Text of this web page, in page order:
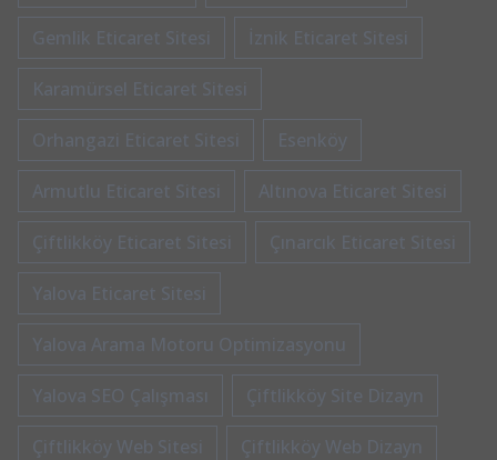
Gemlik Eticaret Sitesi İznik Eticaret Sitesi
Karamürsel Eticaret Sitesi
Orhangazi Eticaret Sitesi Esenköy
Armutlu Eticaret Sitesi Altınova Eticaret Sitesi
Çiftlikköy Eticaret Sitesi Çınarcık Eticaret Sitesi
Yalova Eticaret Sitesi
Yalova Arama Motoru Optimizasyonu
Yalova SEO Çalışması Çiftlikköy Site Dizayn
Çiftlikköy Web Sitesi Çiftlikköy Web Dizayn